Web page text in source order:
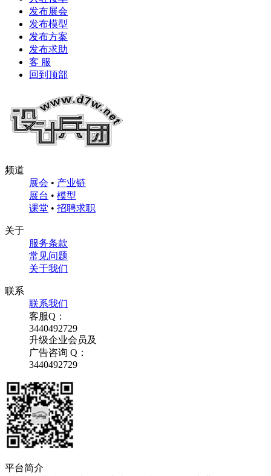
发布展会
发布模型
发布方案
发布求助
客 服
回到顶部
频道
展会 • 产业链
展台 • 模型
课堂 • 招聘求职
关于
服务条款
常见问题
关于我们
联系
联系我们
客服Q：
3440492729
升级企业会员及
广告咨询 Q：
3440492729
平台简介